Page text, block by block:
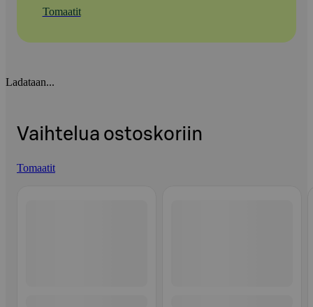
Tomaatit
Ladataan...
Vaihtelua ostoskoriin
Tomaatit